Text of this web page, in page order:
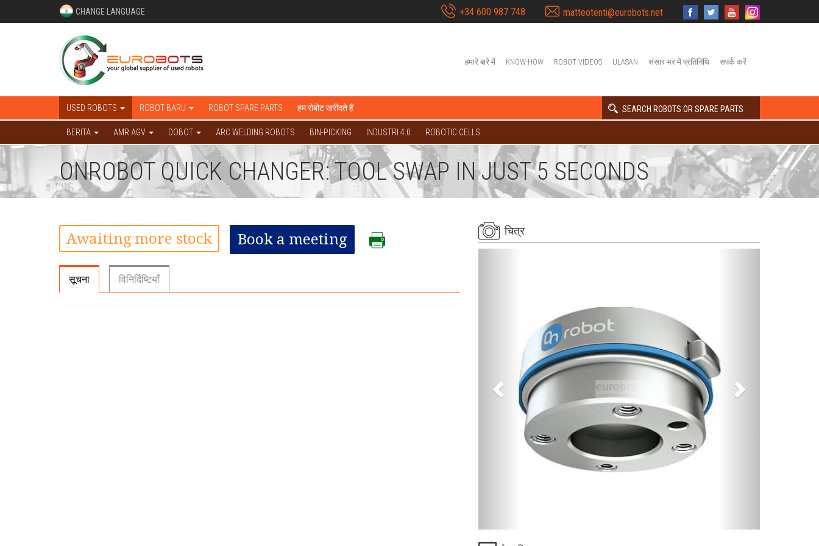
CHANGE LANGUAGE +34 600 987 748 matteotenti@eurobots.net
हमारे बारे में KNOW-HOW ROBOT VIDEOS ULASAN संसार भर में प्रतिनिधि सपर्क करें
USED ROBOTS ROBOT BARU ROBOT SPARE PARTS हम रोबोट खरीदते हैं SEARCH ROBOTS OR SPARE PARTS
BERITA AMR AGV DOBOT ARC WELDING ROBOTS BIN-PICKING INDUSTRI 4.0 ROBOTIC CELLS
ONROBOT QUICK CHANGER: TOOL SWAP IN JUST 5 SECONDS
Awaiting more stock Book a meeting
सूचना विनिर्दिष्टियाँ
चित्र